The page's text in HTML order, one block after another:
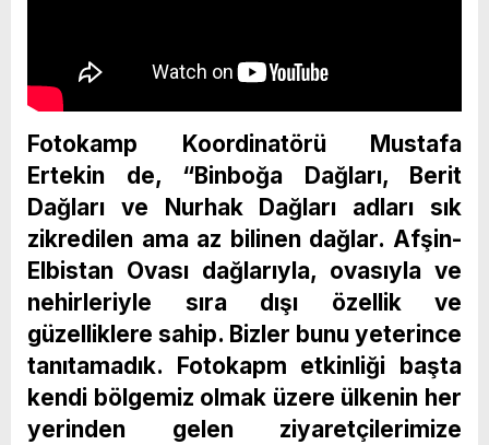
Fotokamp Koordinatörü Mustafa
Ertekin de, “Binboğa Dağları, Berit
Dağları ve Nurhak Dağları adları sık
zikredilen ama az bilinen dağlar. Afşin-
Elbistan Ovası dağlarıyla, ovasıyla ve
nehirleriyle sıra dışı özellik ve
güzelliklere sahip. Bizler bunu yeterince
tanıtamadık. Fotokapm etkinliği başta
kendi bölgemiz olmak üzere ülkenin her
yerinden gelen ziyaretçilerimize